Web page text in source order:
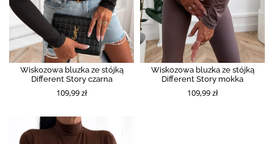
Wiskozowa bluzka ze stójką
Different Story czarna
109,99 zł
Wiskozowa bluzka ze stójką
Different Story mokka
109,99 zł